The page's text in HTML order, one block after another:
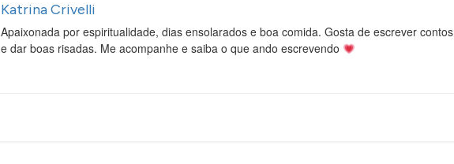
Katrina Crivelli
Apaixonada por espiritualidade, dias ensolarados e boa comida. Gosta de escrever contos
e dar boas risadas. Me acompanhe e saiba o que ando escrevendo